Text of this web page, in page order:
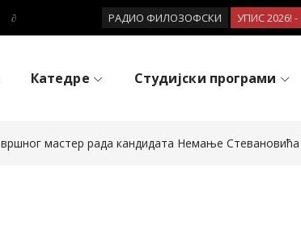
РАДИО ФИЛОЗОФСКИ УПИС 2026!
Катедре Студијски програми
мастер рада кандидата Немање Стевановића